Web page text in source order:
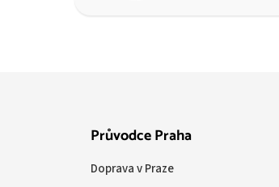
Průvodce Praha
Doprava v Praze